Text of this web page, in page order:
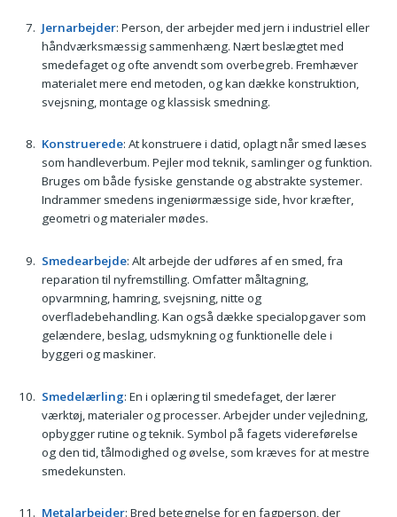
Jernarbejder: Person, der arbejder med jern i industriel eller
håndværksmæssig sammenhæng. Nært beslægtet med
smedefaget og ofte anvendt som overbegreb. Fremhæver
materialet mere end metoden, og kan dække konstruktion,
svejsning, montage og klassisk smedning.
Konstruerede: At konstruere i datid, oplagt når smed læses
som handleverbum. Pejler mod teknik, samlinger og funktion.
Bruges om både fysiske genstande og abstrakte systemer.
Indrammer smedens ingeniørmæssige side, hvor kræfter,
geometri og materialer mødes.
Smedearbejde: Alt arbejde der udføres af en smed, fra
reparation til nyfremstilling. Omfatter måltagning,
opvarmning, hamring, svejsning, nitte og
overfladebehandling. Kan også dække specialopgaver som
gelændere, beslag, udsmykning og funktionelle dele i
byggeri og maskiner.
Smedelærling: En i oplæring til smedefaget, der lærer
værktøj, materialer og processer. Arbejder under vejledning,
opbygger rutine og teknik. Symbol på fagets videreførelse
og den tid, tålmodighed og øvelse, som kræves for at mestre
smedekunsten.
Metalarbejder: Bred betegnelse for en fagperson, der